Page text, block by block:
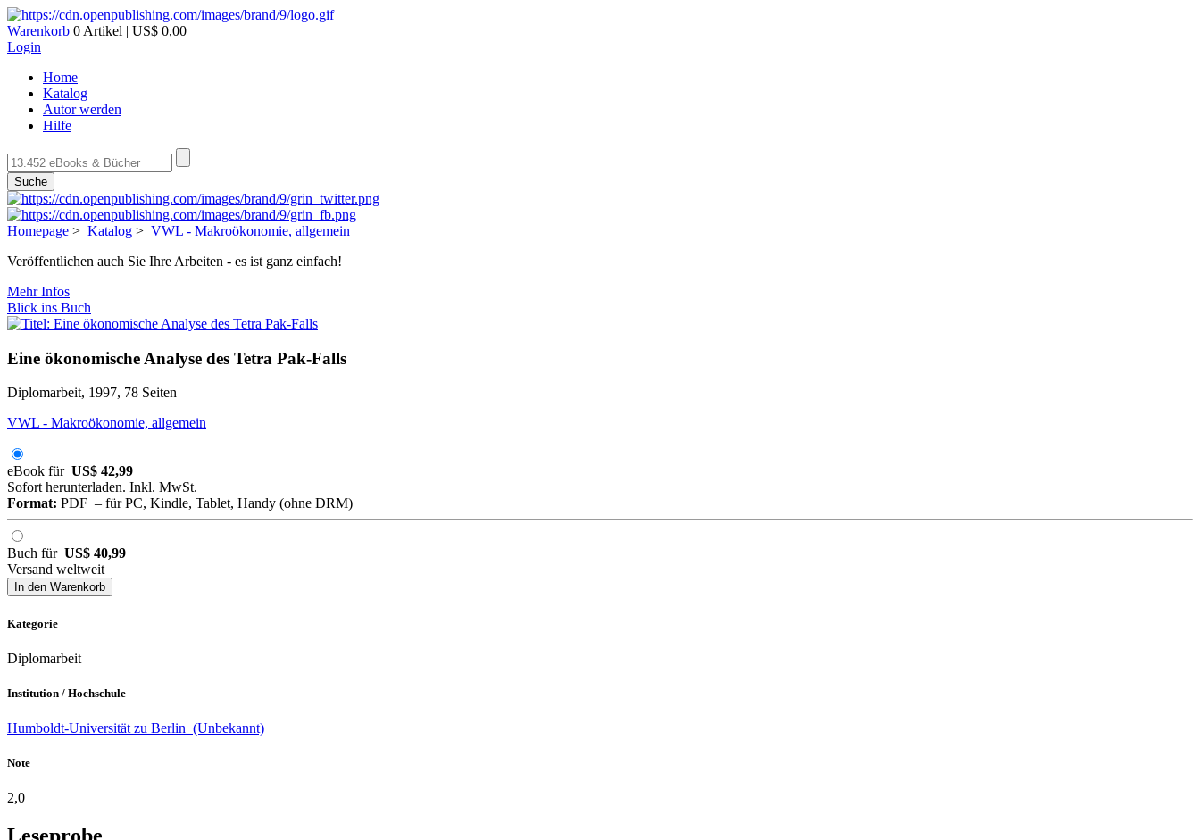
Warenkorb 0 Artikel | US$ 0,00
Login
Home
Katalog
Autor werden
Hilfe
Suche
Homepage > Katalog > VWL - Makroökonomie, allgemein
Veröffentlichen auch Sie Ihre Arbeiten - es ist ganz einfach!
Mehr Infos
Blick ins Buch
Eine ökonomische Analyse des Tetra Pak-Falls
Diplomarbeit, 1997, 78 Seiten
VWL - Makroökonomie, allgemein
eBook für US$ 42,99
Sofort herunterladen. Inkl. MwSt.
Format: PDF – für PC, Kindle, Tablet, Handy (ohne DRM)
Buch für US$ 40,99
Versand weltweit
In den Warenkorb
Kategorie
Diplomarbeit
Institution / Hochschule
Humboldt-Universität zu Berlin (Unbekannt)
Note
2,0